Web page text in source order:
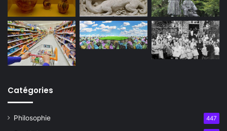
Catégories
Philosophie 447